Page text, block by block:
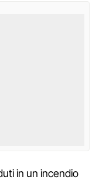
in un incendio